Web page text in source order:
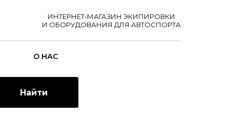
ИНТЕРНЕТ-МАГАЗИН ЭКИПИРОВКИ
И ОБОРУДОВАНИЯ ДЛЯ АВТОСПОРТА
О НАС
Найти